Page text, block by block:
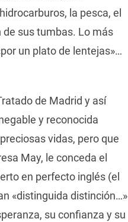
la pesca, el
sus tumbas. Lo más
un plato de lentejas»…
de Madrid y así
y reconocida
vidas, pero que
May, le conceda el
en perfecto inglés (el
«distinguida distinción…»
su confianza y su